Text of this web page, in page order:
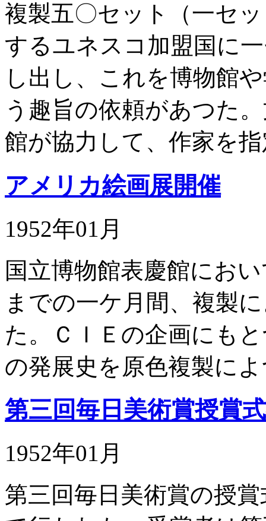
複製五〇セット（一セ
するユネスコ加盟国に
し出し、これを博物館
う趣旨の依頼があつた
館が協力して、作家を
アメリカ絵画展開催
1952年01月
国立博物館表慶館にお
までの一ケ月間、複製
た。ＣＩＥの企画にも
の発展史を原色複製に
第三回毎日美術賞授賞
1952年01月
第三回毎日美術賞の授